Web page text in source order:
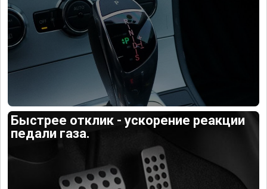
Быстрее отклик - ускорение реакции
педали газа.